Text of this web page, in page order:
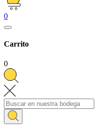
0
Carrito
0